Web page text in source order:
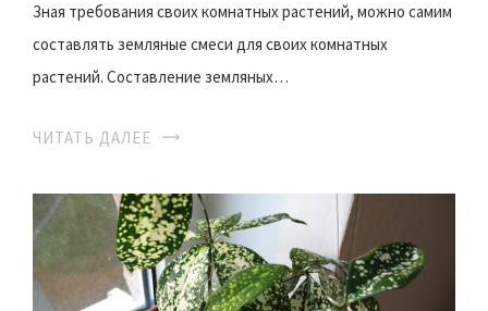
Зная требования своих комнатных растений, можно самим
составлять земляные смеси для своих комнатных
растений. Составление земляных…
ЧИТАТЬ ДАЛЕЕ